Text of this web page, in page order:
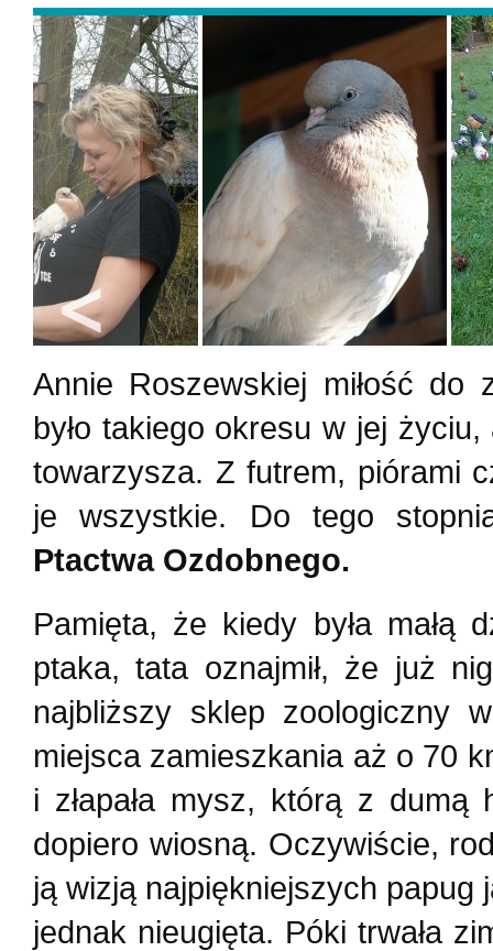
Annie Roszewskiej miłość do
było takiego okresu w jej
towarzysza. Z futrem, piórami
je wszystkie. Do tego
Ptactwa Ozdobnego.
Pamięta, że kiedy była małą
ptaka, tata oznajmił, że już
najbliższy sklep zoologiczny
miejsca zamieszkania aż o 70
i złapała mysz, którą z dumą
dopiero wiosną. Oczywiście,
ją wizją najpiękniejszych papug
jednak nieugięta. Póki trwała